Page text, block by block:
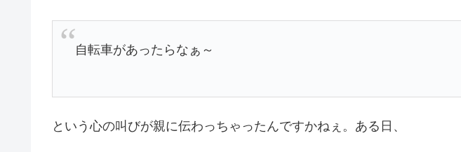
自転車があったらなぁ～
という心の叫びが親に伝わっちゃったんですかねぇ。ある日、